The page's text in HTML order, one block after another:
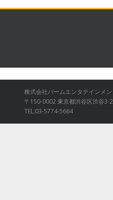
株式会社パームエンタテインメン
〒150-0002 東京都渋谷区渋谷3-
TEL:03-5774-5664